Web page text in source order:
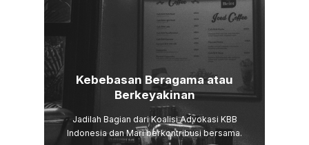
Kebebasan Beragama atau
Berkeyakinan
Jadilah Bagian dari Koalisi Advokasi KBB
Indonesia dan Mari berkontribusi bersama.